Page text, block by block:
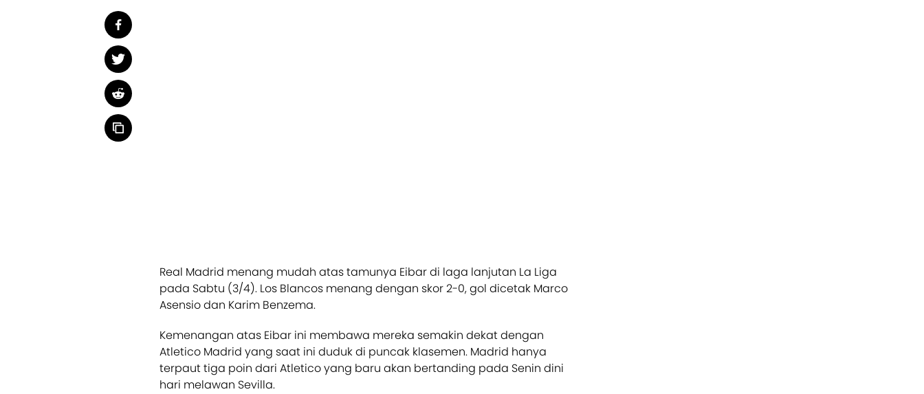
Real Madrid menang mudah atas tamunya Eibar di laga lanjutan La Liga
pada Sabtu (3/4). Los Blancos menang dengan skor 2-0, gol dicetak Marco
Asensio dan Karim Benzema.
Kemenangan atas Eibar ini membawa mereka semakin dekat dengan
Atletico Madrid yang saat ini duduk di puncak klasemen. Madrid hanya
terpaut tiga poin dari Atletico yang baru akan bertanding pada Senin dini
hari melawan Sevilla.